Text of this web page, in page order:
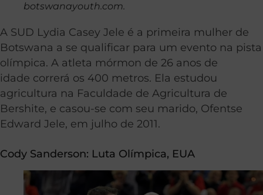
botswanayouth.com.
A SUD Lydia Casey Jele é a primeira mulher de
Botswana a se qualificar para um evento na pista
olímpica. A atleta mórmon de 26 anos de
idade correrá os 400 metros. Ela estudou
agricultura na Faculdade de Agricultura de
Bershite, e casou-se com seu marido, Ofentse
Edward Jele, em julho de 2011.
Cody Sanderson: Luta Olímpica, EUA